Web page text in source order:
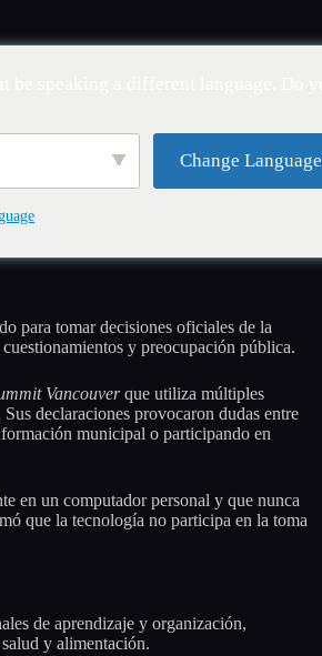
para tomar decisiones oficiales de la
y preocupación pública.
Vancouverque utiliza múltiples
declaraciones provocaron dudas entre
municipal o participando en
en un computador personal y que nunca
que la tecnología no participa en la toma
de aprendizaje y organización,
y alimentación.
Change Language